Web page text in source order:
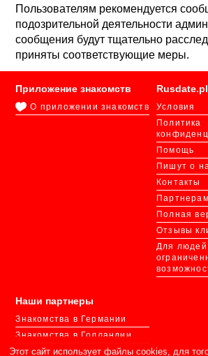
Пользователям рекомендуется
подозрительной деятельности
сообщения будут тщательно
приняты соответствующие меры.
Rusdate.pl
Условия
Политика
Помощь
Пишут о
Контакты
Партнерам
Полная
Отзывы
Для людей
Приложение знакомств
О приложении знакомств
Наши партнеры
Знакомства в Германии
Знакомства в Голландии
Знакомства в Украине
Этот сайт использует файлы cookies, для